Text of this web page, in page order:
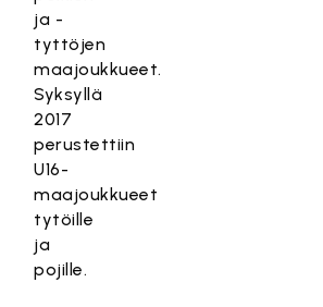
ja -
tyttöjen
maajoukkueet.
Syksyllä
2017
perustettiin
U16-
maajoukkueet
tytöille
ja
pojille.